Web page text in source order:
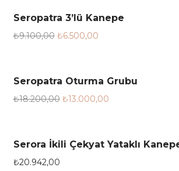
28.6%
Seropatra 3’lü Kanepe
₺9.100,00 ₺6.500,00
28.6%
Seropatra Oturma Grubu
₺18.200,00 ₺13.000,00
Serora İkili Çekyat Yataklı
₺20.942,00